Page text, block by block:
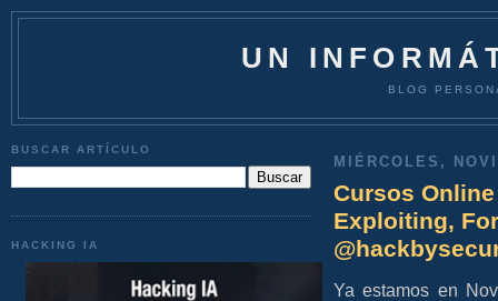
UN
BLOG
BUSCAR ARTÍCULO
HACKING IA
MIÉRCOLES,
Cursos
Exploiting,
Ya estamos en